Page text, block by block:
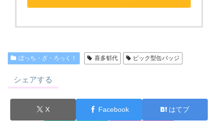
ぼっち・ざ・ろっく！ 喜多郁代 ピック型缶バッジ
シェアする
X Facebook はてブ